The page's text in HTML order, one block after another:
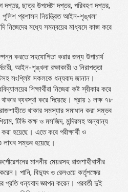
দপ্তর, ছাত্র উপদেষ্টা দপ্তর, পরিবহণ দপ্তর,
প্রশাসন নিয়ন্ত্রিত আইন-শৃঙ্খলা
নিজেদের মধ্যে সমন্বয়ের মাধ্যমে কাজ করে
করতে সহযোগিতা করার জন্য উপাচার্য
আইন-শৃঙ্খলা রক্ষাকারী ও নিরাপত্তা
সংশ্লিষ্ট সকলকে ধন্যবাদ জানান।
শিক্ষার্থীরা নিজেরা কষ্ট স্বীকার করে
থাকার ব্যবস্থা করে দিয়েছে। প্রায় ১ লক্ষ ৭৮
রাজশাহীতে থাকার সমস্যার সমাধান করা সম্ভব
টিভি কক্ষ ও মসজিদ, মন্দিরসহ অন্যান্য
করা হয়েছে। এতে করে পরীক্ষার্থী ও
লাঘব সম্ভব হয়েছে।
মাননীয় মেয়রসহ রাজশাহীবাসীর
পানি, বিদ্যুৎ ও রেলওয়ে কর্তৃপক্ষের
প্রতি ধন্যবাদ জ্ঞাপন করেন। পরবর্তী দুই